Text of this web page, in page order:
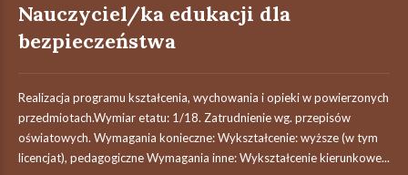
Nauczyciel/ka edukacji dla
bezpieczeństwa
Realizacja programu kształcenia, wychowania i opieki w powierzonych
przedmiotach.Wymiar etatu: 1/18. Zatrudnienie wg. przepisów
oświatowych. Wymagania konieczne: Wykształcenie: wyższe (w tym
licencjat), pedagogiczne Wymagania inne: Wykształcenie kierunkowe...